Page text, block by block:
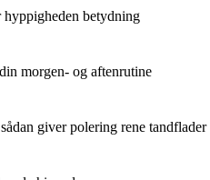
hyppigheden betydning
morgen- og aftenrutine
giver polering rene tandflader